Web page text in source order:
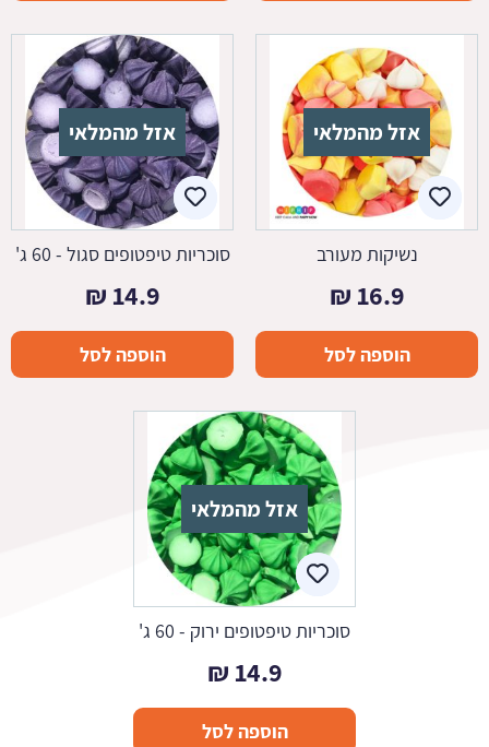
אזל מהמלאי
נשיקות מעורב
16.9
₪
הוספה לסל
אזל מהמלאי
סוכריות טיפטופים סגול - 60 ג'
14.9
₪
הוספה לסל
אזל מהמלאי
סוכריות טיפטופים ירוק - 60 ג'
14.9
₪
הוספה לסל